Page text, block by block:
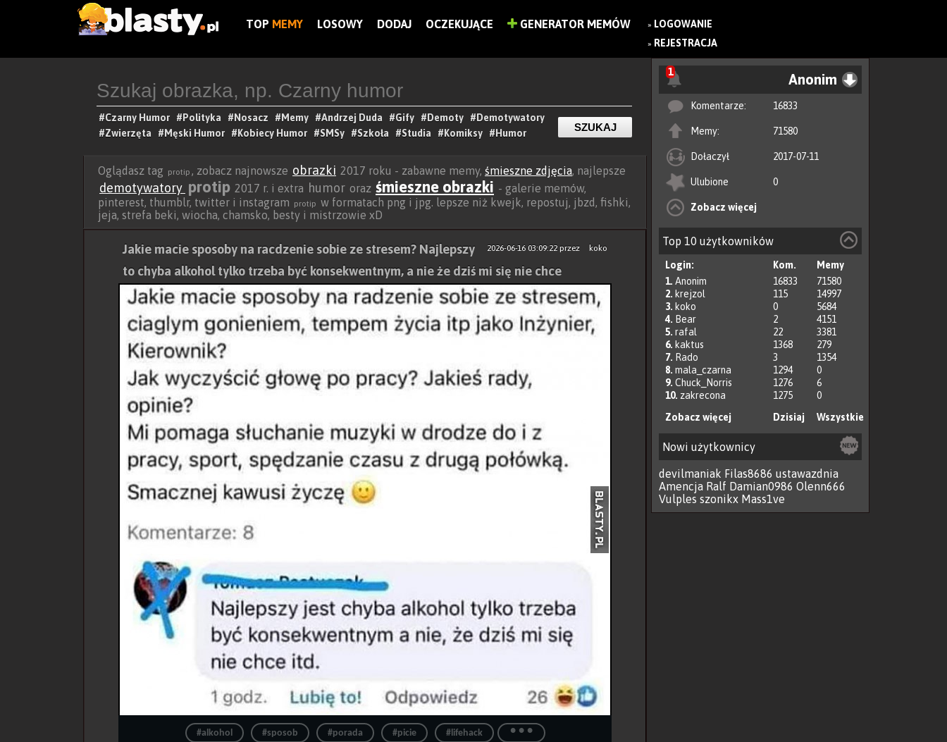
TOP MEMY LOSOWY DODAJ OCZEKUJĄCE GENERATOR MEMÓW » LOGOWANIE
» REJESTRACJA
1 Anonim
Komentarze: 16833
Memy: 71580
Dołaczył 2017-07-11
Ulubione 0
Zobacz więcej
Top 10 użytkowników
Login: Kom.
Memy
1. Anonim 16833
71580
2. krejzol 115
14997
3. koko 0
5684
4. Bear 2
4151
5. rafal 22
3381
6. kaktus 1368
279
7. Rado 3
1354
8. mala_czarna 1294
0
9. Chuck_Norris 1276
6
10. zakrecona 1275
0
Zobacz więcej
Dzisiaj Wszystkie
Nowi użytkownicy
devilmaniak Filas8686 ustawazdnia
Amencja Ralf Damian0986 Olenn666
Vulples szonikx Mass1ve
#Czarny Humor #Polityka #Nosacz #Memy #Andrzej Duda #Gify #Demoty
#Demotywatory
#Zwierzęta
#Męski Humor #Kobiecy Humor #SMSy #Szkoła #Studia #Komiksy #Humor
Oglądasz tag protip , zobacz najnowsze obrazki 2017 roku - zabawne memy, śmieszne zdjęcia, najlepsze
demotywatory protip 2017 r. i extra humor oraz śmieszne obrazki - galerie memów,
pinterest, thumblr, twitter i instagram protip w formatach png i jpg. lepsze niż kwejk, repostuj, jbzd, fishki,
jeja, strefa beki, wiocha, chamsko, besty i mistrzowie xD
2026-06-16 03:09:22przez koko
Jakie macie sposoby na racdzenie sobie ze stresem? Najlepszy
to chyba alkohol tylko trzeba być konsekwentnym, a nie że dziś mi się nie chce
#alkohol #sposob #porada #picie #lifehack ...